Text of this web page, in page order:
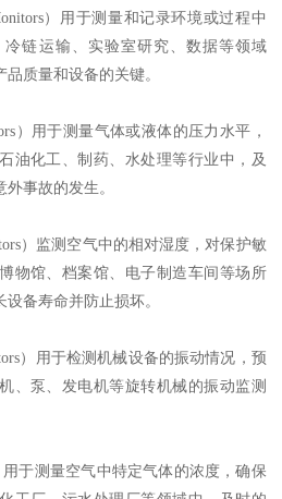
）用于测量和记录环境或过程中
链运输、实验室研究、数据等领域
质量和设备的关键。
）用于测量气体或液体的压力水平，
油化工、制药、水处理等行业中，及
事故的发生。
）监测空气中的相对湿度，对保护敏
物馆、档案馆、电子制造车间等场所
备寿命并防止损坏。
）用于检测机械设备的振动情况，预
、泵、发电机等旋转机械的振动监测
用于测量空气中特定气体的浓度，确保